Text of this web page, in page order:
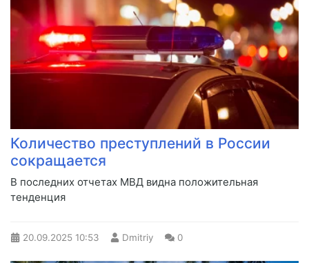
Количество преступлений в России
сокращается
В последних отчетах МВД видна положительная
тенденция
20.09.2025 10:53 Dmitriy 0